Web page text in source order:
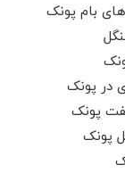
بام پونک
پونک
پونک